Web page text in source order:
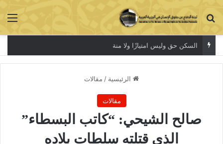
بحث عن
السكن حق وليس امتيازًا ولا منة
الرئيسية / مقالات
مقالات
صالح الشيحي: “كاتب البسطاء”
الذي قتلته سلطات بلاده